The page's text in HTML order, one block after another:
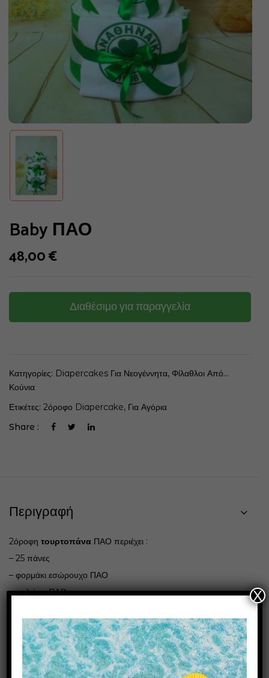
Baby ΠΑΟ
48,00€
Διαθέσιμο για παραγγελία
Κατηγορίες: Diapercakes Για Νεογέννητα, Φίλαθλοι Από...
Κούνια
Ετικέτες: 2όροφο Diapercake, Για Αγόρια
Share :
Περιγραφή
2όροφη τουρτοπάνα ΠΑΟ περιέχει :
– 25 πάνες
– φορμάκι εσώρουχο ΠΑΟ
– σαλιάρα ΠΑΟ
– παιχνίδι μπάλα μαλακή
Μπορεί να φτιαχτεί και για ΟΣΦΠ ΠΑΟΚ ΑΕΚ
X